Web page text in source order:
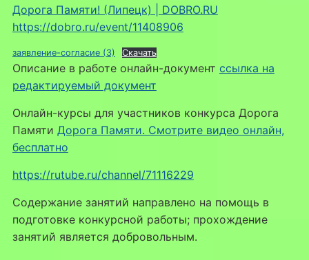
Дорога Памяти! (Липецк) | DOBRO.RU
https://dobro.ru/event/11408906
заявление-согласие (3) Скачать
Описание в работе онлайн-документ ссылка на
редактируемый документ
Онлайн-курсы для участников конкурса Дорога
Памяти Дорога Памяти. Смотрите видео онлайн,
бесплатно
https://rutube.ru/channel/71116229
Содержание занятий направлено на помощь в
подготовке конкурсной работы; прохождение
занятий является добровольным.